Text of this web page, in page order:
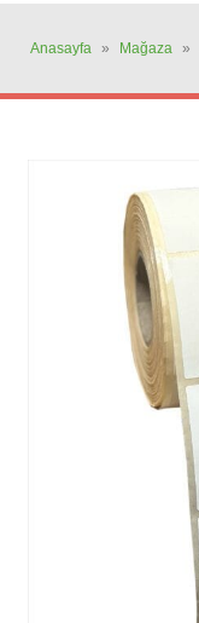
Anasayfa » Mağaza »